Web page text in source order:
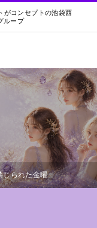
がコンセプトの池袋西
ループ
じられた金曜